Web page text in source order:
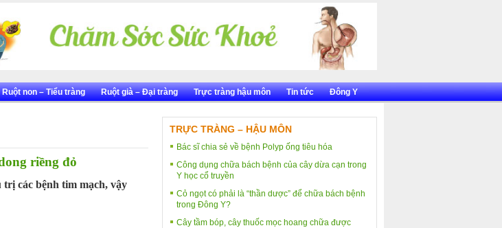
Ruột non – Tiểu tràng Ruột già – Đại tràng Trực tràng hậu môn Tin tức Đông Y
riềng đỏ
các bệnh tim mạch, vậy
TRỰC TRÀNG – HẬU MÔN
Bác sĩ chia sẻ về bệnh Polyp ống tiêu hóa
Công dụng chữa bách bệnh của cây dừa cạn trong
Y học cổ truyền
Cỏ ngọt có phải là “thần dược” để chữa bách bệnh
trong Đông Y?
Cây tầm bóp, cây thuốc mọc hoang chữa được